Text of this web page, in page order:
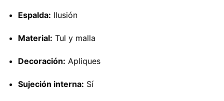
Espalda: Ilusión
Material: Tul y malla
Decoración: Apliques
Sujeción interna: Sí